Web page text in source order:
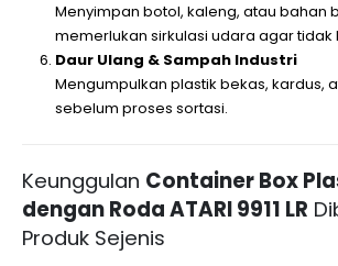
Menyimpan botol, kaleng, atau bahan
memerlukan sirkulasi udara agar tidak
Daur Ulang & Sampah Industri
Mengumpulkan plastik bekas, kardus,
sebelum proses sortasi.
Keunggulan Container Box
dengan Roda ATARI 9911 LR
Produk Sejenis